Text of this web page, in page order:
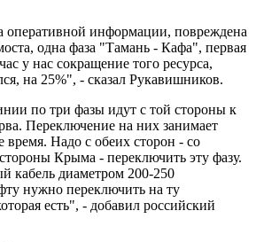
оперативной информации, повреждена
одна фаза "Тамань - Кафа", первая
у нас сокращение того ресурса,
на 25%", - сказал Рукавишников.
по три фазы идут с той стороны к
Переключение на них занимает
время. Надо с обеих сторон - со
Крыма - переключить эту фазу.
кабель диаметром 200-250
нужно переключить на ту
есть", - добавил российский